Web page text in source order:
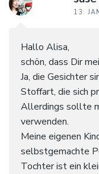
13.
Hallo Alisa,
schön, dass Dir
Ja, die Gesichter
Stoffart, die sich
Allerdings sollte
verwenden.
Meine eigenen
selbstgemachte
Tochter ist ein